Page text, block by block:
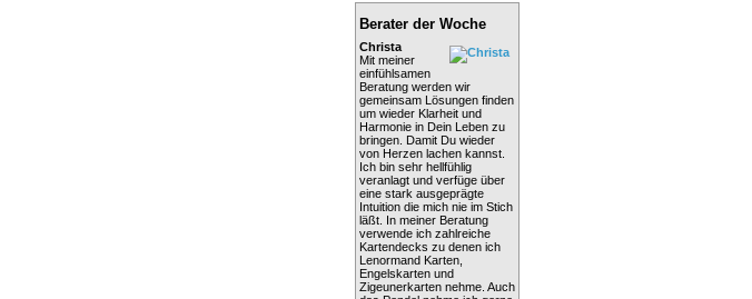
Berater der Woche
Christa
Mit meiner
einfühlsamen
Beratung werden wir
gemeinsam Lösungen finden
um wieder Klarheit und
Harmonie in Dein Leben zu
bringen. Damit Du wieder
von Herzen lachen kannst.
Ich bin sehr hellfühlig
veranlagt und verfüge über
eine stark ausgeprägte
Intuition die mich nie im Stich
läßt. In meiner Beratung
verwende ich zahlreiche
Kartendecks zu denen ich
Lenormand Karten,
Engelskarten und
Zigeunerkarten nehme. Auch